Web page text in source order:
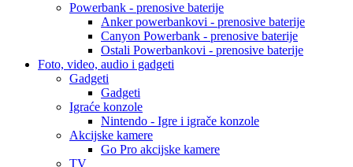
Powerbank - prenosive baterije
Anker powerbankovi - prenosive baterije
Canyon Powerbank - prenosive baterije
Ostali Powerbankovi - prenosive baterije
Foto, video, audio i gadgeti
Gadgeti
Gadgeti
Igraće konzole
Nintendo - Igre i igrače konzole
Akcijske kamere
Go Pro akcijske kamere
TV